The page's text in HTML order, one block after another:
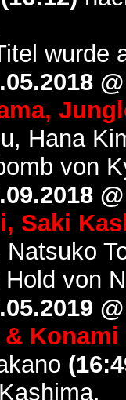
wurde
Hana
von
Saki
Natsuko
von
Konami